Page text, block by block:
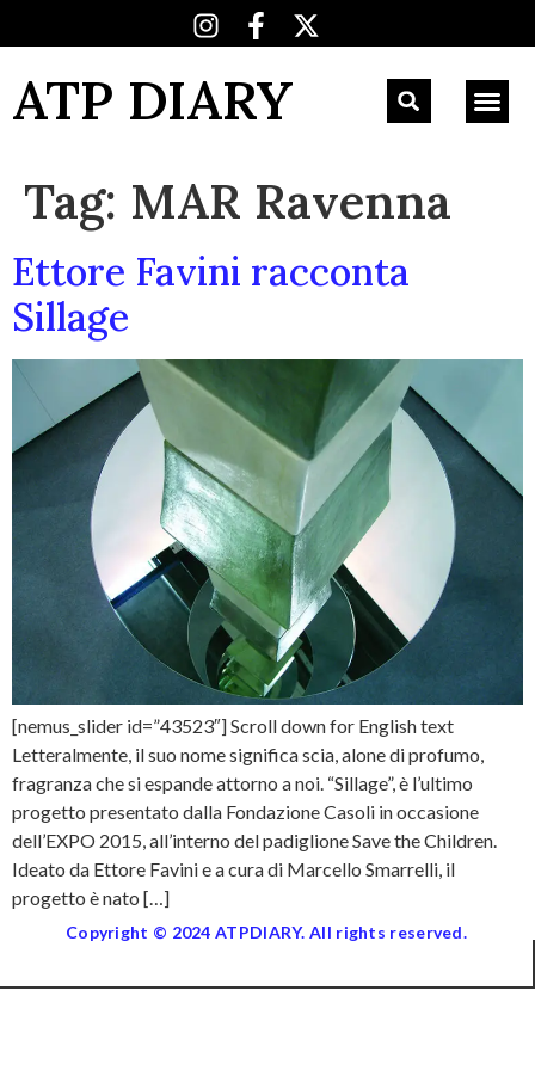
ATP DIARY
Tag: MAR Ravenna
Ettore Favini racconta
Sillage
[nemus_slider id=”43523″] Scroll down for English text
Letteralmente, il suo nome significa scia, alone di profumo,
fragranza che si espande attorno a noi. “Sillage”, è l’ultimo
progetto presentato dalla Fondazione Casoli in occasione
dell’EXPO 2015, all’interno del padiglione Save the Children.
Ideato da Ettore Favini e a cura di Marcello Smarrelli, il
progetto è nato […]
Copyright © 2024 ATPDIARY. All rights reserved.